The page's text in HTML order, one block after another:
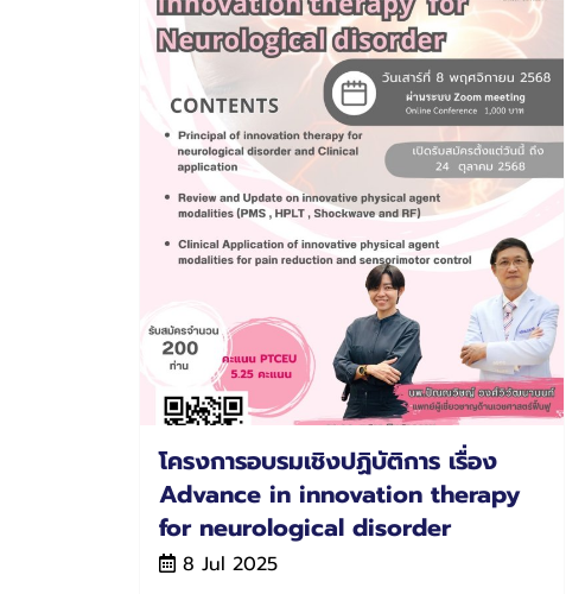
โครงการอบรมเชิงปฏิบัติการ เรื่อง
Advance in innovation therapy
for neurological disorder
8 Jul 2025